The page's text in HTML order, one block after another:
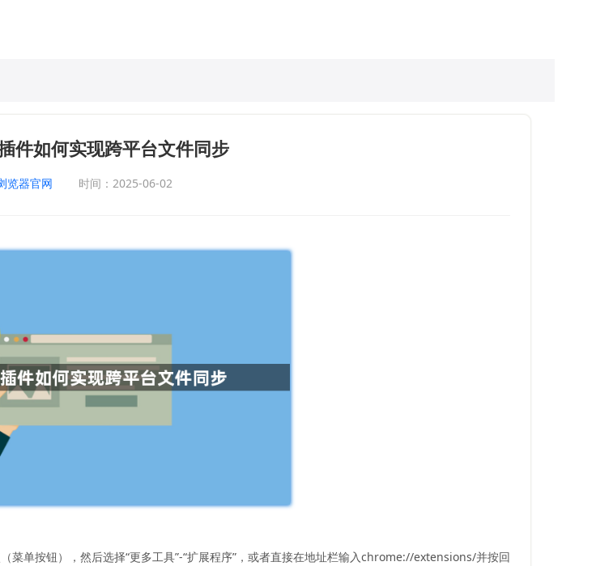
件如何实现跨平台文件同步
览器官网 时间：2025-06-02
单按钮），然后选择“更多工具”-“扩展程序”，或者直接在地址栏输入chrome://extensions/并按回